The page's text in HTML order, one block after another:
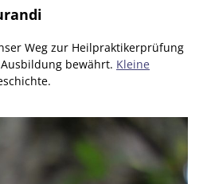
Weg zur Heilpraktikerprüfung
bewährt. Kleine